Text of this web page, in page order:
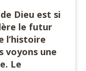
Dieu est si
le futur
l’histoire
voyons une
Le